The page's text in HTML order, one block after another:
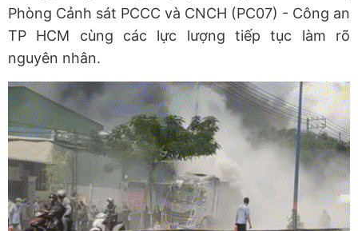
Phòng Cảnh sát PCCC và CNCH (PC07) - Công an
TP HCM cùng các lực lượng tiếp tục làm rõ
nguyên nhân.